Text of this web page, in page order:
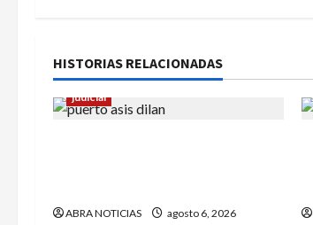
i
ó
e
HISTORIAS RELACIONADAS
judicial
ABRA NOTICIAS agosto 6, 2026